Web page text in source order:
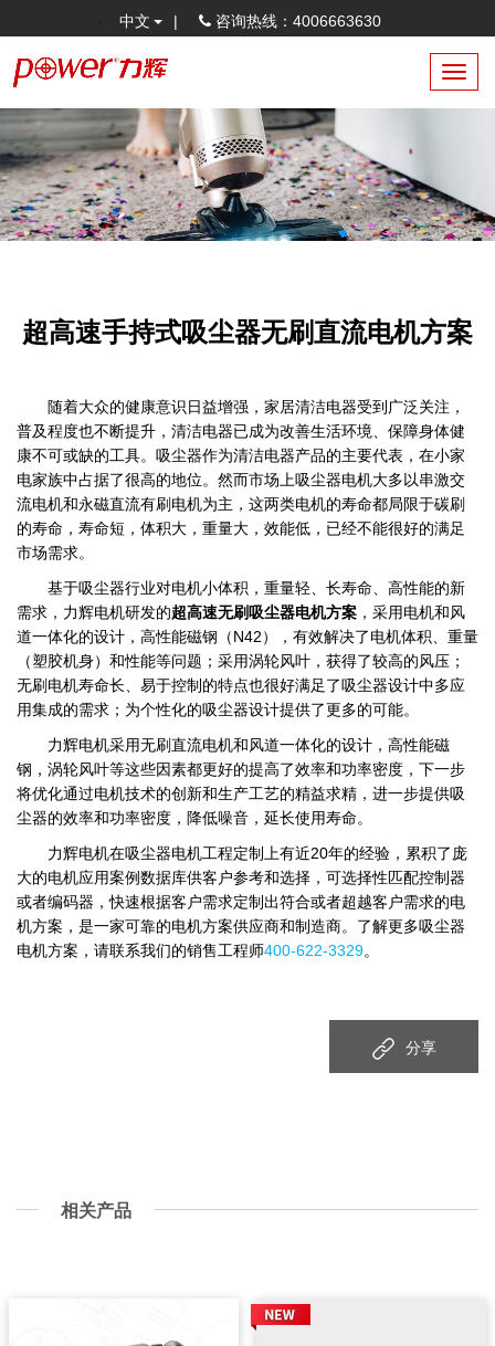
中文 | 咨询热线：4006663630
超高速手持式吸尘器无刷直流电机方案
随着大众的健康意识日益增强，家居清洁电器受到广泛关注，
普及程度也不断提升，清洁电器已成为改善生活环境、保障身体健
康不可或缺的工具。 吸尘器作为清洁电器产品的主要代表，在小家
电家族中占据了很高的地位。然而市场上吸尘器电机大多以串激交
流电机和永磁直流有刷电机为主，这两类电机的寿命都局限于碳刷
的寿命，寿命短，体积大，重量大，效能低，已经不能很好的满足
市场需求。
基于吸尘器行业对电机小体积，重量轻、长寿命、高性能的新
需求，力辉电机研发的超高速无刷吸尘器电机方案 ，采用电机和风
道一体化的设计，高性能磁钢（N42），有效解决了电机体积、重量
（塑胶机身）和性能等问题；采用涡轮风叶，获得了较高的风压；
无刷电机寿命长、易于控制的特点也很好满足了吸尘器设计中多应
用集成的需求；为个性化的吸尘器设计提供了更多的可能。
力辉电机采用无刷直流电机和风道一体化的设计，高性能磁
钢，涡轮风叶等这些因素都更好的提高了效率和功率密度，下一步
将优化通过电机技术的创新和生产工艺的精益求精，进一步提供吸
尘器的效率和功率密度，降低噪音，延长使用寿命。
力辉电机在吸尘器电机工程定制上有近20年的经验，累积了庞
大的电机应用案例数据库供客户参考和选择，可选择性匹配控制器
或者编码器，快速根据客户需求定制出符合或者超越客户需求的电
机方案，是一家可靠的电机方案供应商和制造商。了解更多吸尘器
电机方案，请联系我们的销售工程师400-622-3329。
分享
相关产品